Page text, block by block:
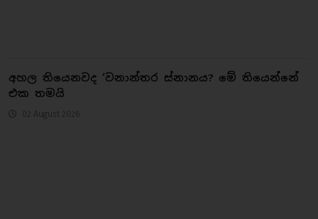
අහල තියෙනවද ‘වනාන්තර ස්නානය? මේ තියෙන්නේ
එක තමයි
02 August 2026